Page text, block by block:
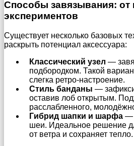
Способы завязывания: от
экспериментов
Существует несколько базовых
раскрыть потенциал аксессуара:
Классический узел —
подбородком. Такой
слегка ретро-настроение.
Стиль банданы —
оставив лоб открытым.
расслабленного,
Гибрид шапки и шарфа —
шеи. Идеальное решение
от ветра и сохраняет тепло.